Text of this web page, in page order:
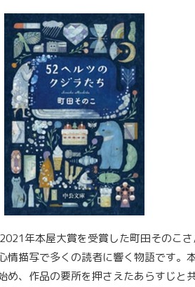
年本屋大賞を受賞した町田そのこ
情描写で多くの読者に響く物語です。
め、作品の要所を押さえたあらすじと